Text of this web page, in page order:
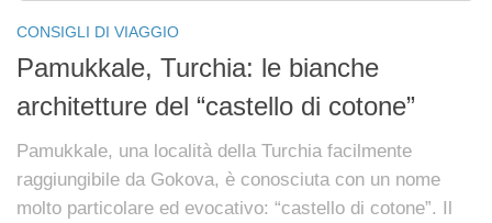
CONSIGLI DI VIAGGIO
Pamukkale, Turchia: le bianche
architetture del “castello di cotone”
Pamukkale, una località della Turchia facilmente
raggiungibile da Gokova, è conosciuta con un nome
molto particolare ed evocativo: “castello di cotone”. Il